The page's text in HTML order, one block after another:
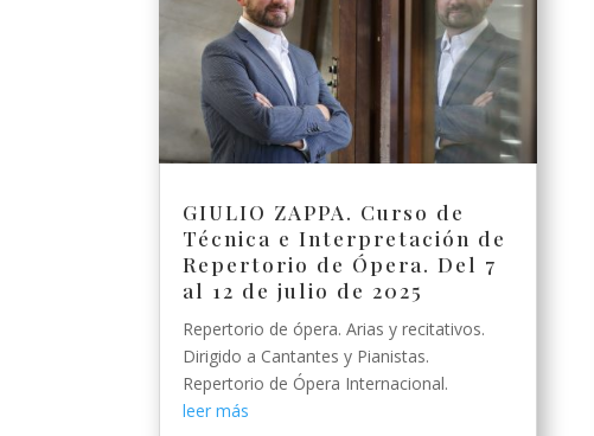
GIULIO ZAPPA. Curso de
Técnica e Interpretación de
Repertorio de Ópera. Del 7
al 12 de julio de 2025
Repertorio de ópera. Arias y recitativos.
Dirigido a Cantantes y Pianistas.
Repertorio de Ópera Internacional.
leer más